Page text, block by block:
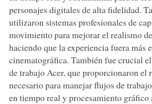
personajes digitales de alta fidelidad.
utilizaron sistemas profesionales de
movimiento para mejorar el realismo
haciendo que la experiencia fuera más
cinematográfica. También fue crucial
de trabajo Acer, que proporcionaron el
necesario para manejar flujos de
en tiempo real y procesamiento gráfico